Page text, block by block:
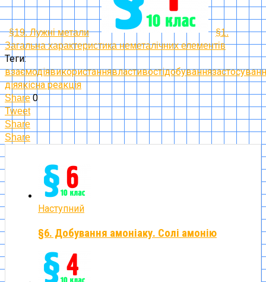
§19. Лужні метали
§1.
Загальна характеристика неметалічних елементів
Теги:
взаємодіявикористаннявластивостідобування
діяякісна реакція
Share 0
Tweet
Share
Share
Наступний
§6. Добування амоніаку. Солі амонію